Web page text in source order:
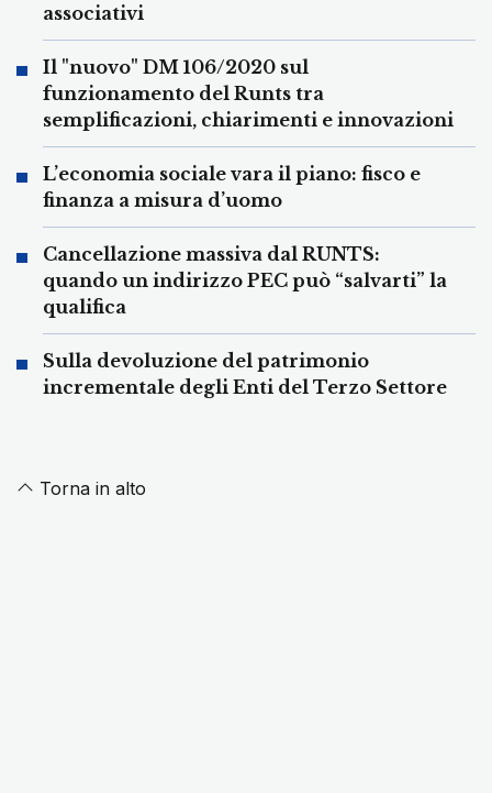
associativi
Il "nuovo" DM 106/2020 sul
funzionamento del Runts tra
semplificazioni, chiarimenti e innovazioni
L’economia sociale vara il piano: fisco e
finanza a misura d’uomo
Cancellazione massiva dal RUNTS:
quando un indirizzo PEC può “salvarti” la
qualifica
Sulla devoluzione del patrimonio
incrementale degli Enti del Terzo Settore
Torna in alto